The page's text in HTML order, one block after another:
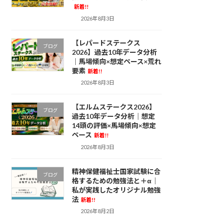
新着!!
2026年8月3日
ブログ
【レパードステークス
2026】過去10年データ分析
｜馬場傾向×想定ペース×荒れ
要素 新着!!
2026年8月3日
ブログ
【エルムステークス2026】
過去10年データ分析｜想定
14頭の評価×馬場傾向×想定
ペース 新着!!
2026年8月3日
ブログ
精神保健福祉士国家試験に合
格するための勉強法と＋α｜
私が実践したオリジナル勉強
法 新着!!
2026年8月2日